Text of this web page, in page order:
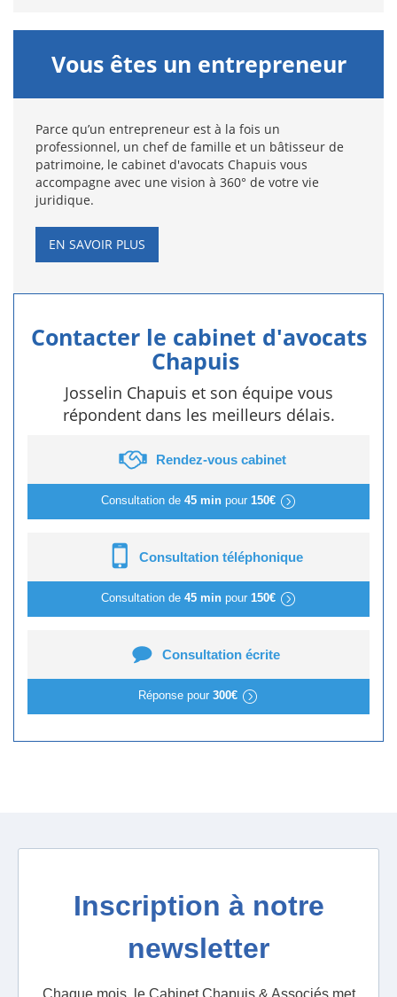
Vous êtes un entrepreneur
Parce qu’un entrepreneur est à la fois un
professionnel, un chef de famille et un bâtisseur de
patrimoine, le cabinet d'avocats Chapuis vous
accompagne avec une vision à 360° de votre vie
juridique.
EN SAVOIR PLUS
Contacter le cabinet d'avocats
Chapuis
Josselin Chapuis et son équipe vous
répondent dans les meilleurs délais.
Rendez-vous cabinet
Consultation de 45 minpour 150€
Consultation téléphonique
Consultation de 45 minpour 150€
Consultation écrite
Réponse pour 300€